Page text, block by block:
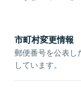
市町村変更情報
郵便番号を公表し
しています。